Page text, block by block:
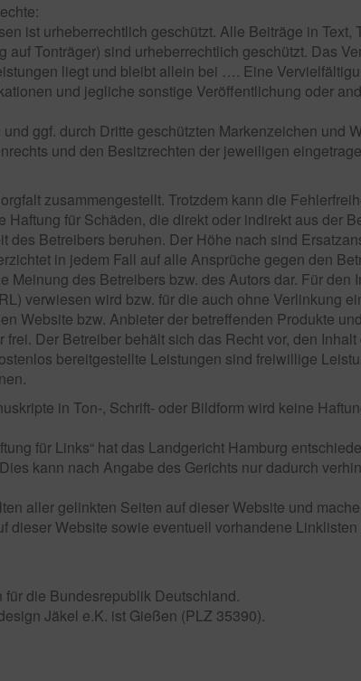
ist urheberrechtlich geschützt. Alle Beiträge in
Tonträger) sind urheberrechtlich geschützt. Das
liegt und bleibt allein bei …. Eine
und jegliche sonstige Veröffentlichung oder
ggf. durch Dritte geschützten Markenzeichen und
und den Besitzrechten der jeweiligen
zusammengestellt. Trotzdem kann die
für Schäden, die direkt oder indirekt aus der
des Betreibers beruhen. Der Höhe nach sind
in jedem Fall auf alle Ansprüche gegen den
des Betreibers bzw. des Autors dar. Für
verwiesen wird bzw. für die auch ohne Verlinkung
Website bzw. Anbieter der betreffenden Produkte
Der Betreiber behält sich das Recht vor, den
bereitgestellte Leistungen sind freiwillige
in Ton-, Schrift- oder Bildform wird keine
für Links“ hat das Landgericht Hamburg
kann nach Angabe des Gerichts nur dadurch
aller gelinkten Seiten auf dieser Website und
dieser Website sowie eventuell vorhandene
die Bundesrepublik Deutschland.
Jäkel e.K. ist Gießen (PLZ 35390).